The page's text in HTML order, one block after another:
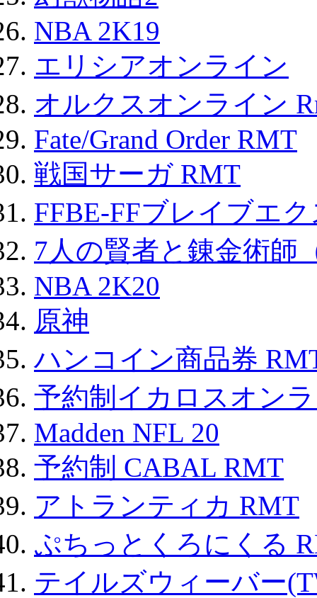
NBA 2K19
エリシアオンライン
オルクスオンライン
Fate/Grand Order RMT
戦国サーガ RMT
FFBE-FFブレイブエ
7人の賢者と錬金術師
NBA 2K20
原神
ハンコイン商品券
予約制イカロスオン
Madden NFL 20
予約制 CABAL RMT
アトランティカ RMT
ぷちっとくろにくる
テイルズウィーバー